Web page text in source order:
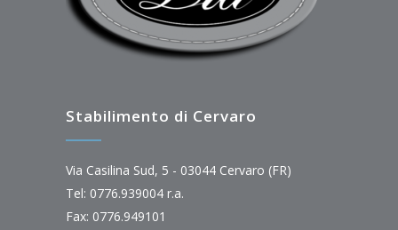
Stabilimento di Cervaro
Via Casilina Sud, 5 - 03044 Cervaro (FR)
Tel: 0776.939004 r.a.
Fax: 0776.949101